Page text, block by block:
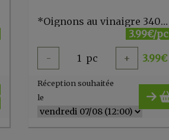
*Oignons au vinaigre 340g Clearspring
3.99€/pc
- 1 pc + 3.99€
Réception souhaitée
le